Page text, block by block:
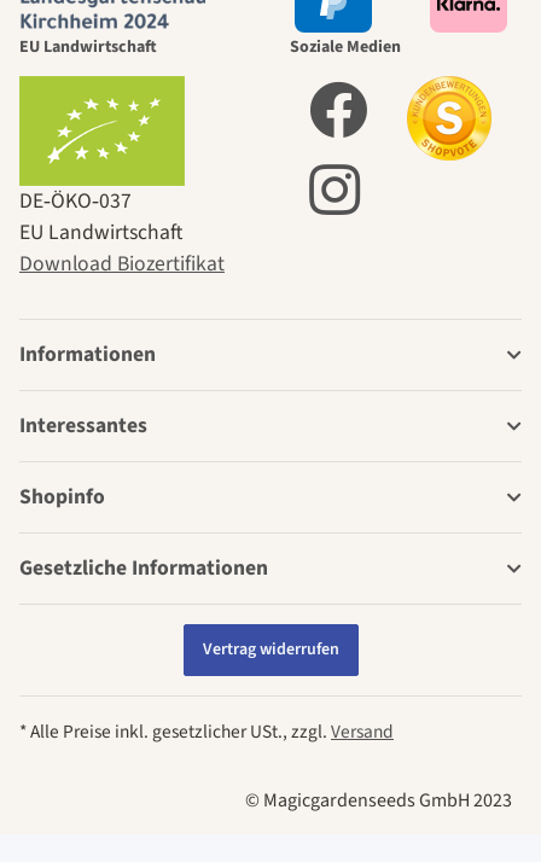
EU Landwirtschaft
DE‑ÖKO‑037
EU Landwirtschaft
Download Biozertifikat
Soziale Medien
Informationen
Interessantes
Shopinfo
Gesetzliche Informationen
Vertrag widerrufen
* Alle Preise inkl. gesetzlicher USt., zzgl.Versand
© Magicgardenseeds GmbH 2023